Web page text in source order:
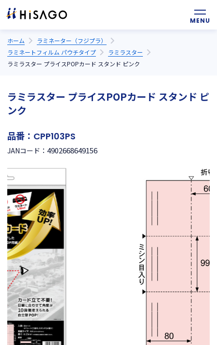
ホーム
ラミネーター（フジプラ）
ラミネートフィルム パウチタイプ
ラミラスター
ラミラスター プライスPOPカード スタンド ピンク
ラミラスター プライスPOPカード スタンド ピ
ンク
品番： CPP103PS
JANコード： 4902668649156